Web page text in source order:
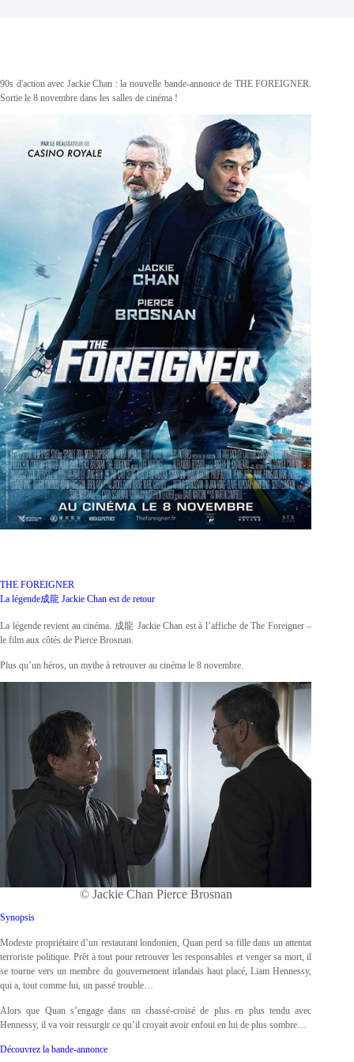
90s d'action avec Jackie Chan : la nouvelle bande-annonce de THE FOREIGNER.
Sortie le 8 novembre dans les salles de cinéma !
THE FOREIGNER
La légende成龍 Jackie Chan est de retour
La légende revient au cinéma. 成龍 Jackie Chan est à l’affiche de The Foreigner –
le film aux côtés de Pierce Brosnan.
Plus qu’un héros, un mythe à retrouver au cinéma le 8 novembre.
© Jackie Chan Pierce Brosnan
Synopsis
Modeste propriétaire d’un restaurant londonien, Quan perd sa fille dans un attentat
terroriste politique. Prêt à tout pour retrouver les responsables et venger sa mort, il
se tourne vers un membre du gouvernement irlandais haut placé, Liam Hennessy,
qui a, tout comme lui, un passé trouble…
Alors que Quan s’engage dans un chassé-croisé de plus en plus tendu avec
Hennessy, il va voir ressurgir ce qu’il croyait avoir enfoui en lui de plus sombre…
Découvrez la bande-annonce